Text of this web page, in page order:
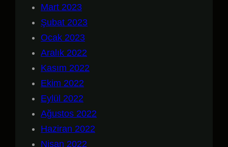
Mart 2023
Şubat 2023
Ocak 2023
Aralık 2022
Kasım 2022
Ekim 2022
Eylül 2022
Ağustos 2022
Haziran 2022
Nisan 2022